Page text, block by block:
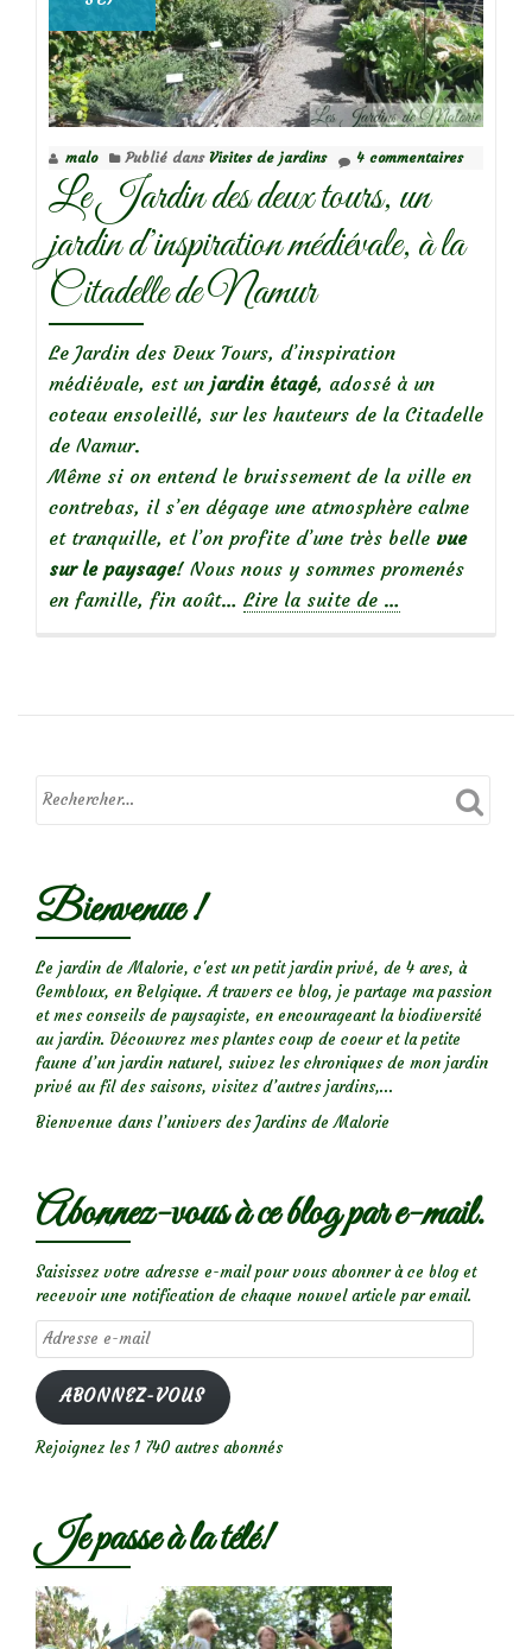
malo Publié dans Visites de jardins 4 commentaires
Le Jardin des deux tours, un
jardin d’inspiration médiévale, à la
Citadelle de Namur
Le Jardin des Deux Tours, d’inspiration
médiévale, est un jardin étagé, adossé à un
coteau ensoleillé, sur les hauteurs de la Citadelle
de Namur.
Même si on entend le bruissement de la ville en
contrebas, il s’en dégage une atmosphère calme
et tranquille, et l’on profite d’une très belle vue
sur le paysage! Nous nous y sommes promenés
en famille, fin août… Lire la suite de
des
tours,
la
Citadelle
de
Namur
…
Bienvenue !
Le jardin de Malorie, c'est un petit jardin privé, de 4 ares, à
Gembloux, en Belgique. A travers ce blog, je partage ma passion
et mes conseils de paysagiste, en encourageant la biodiversité
au jardin. Découvrez mes plantes coup de coeur et la petite
faune d’un jardin naturel, suivez les chroniques de mon jardin
privé au fil des saisons, visitez d’autres jardins,...
Bienvenue dans l’univers des Jardins de Malorie
Abonnez-vous à ce blog par e-mail.
Saisissez votre adresse e-mail pour vous abonner à ce blog et
recevoir une notification de chaque nouvel article par email.
Adresse
e-
mail
ABONNEZ-VOUS
Rejoignez les 1 740 autres abonnés
Je passe à la télé!